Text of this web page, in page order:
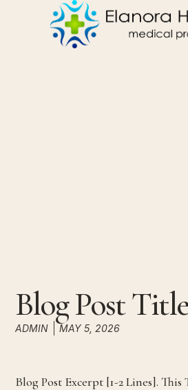
Blog Post
ADMIN MAY 5, 2026
Blog Post Excerpt [1-2 Lines].